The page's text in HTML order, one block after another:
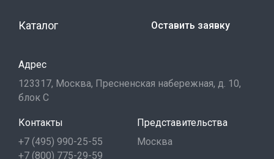
Каталог Оставить заявку
Адрес
123317, Москва, Пресненская набережная, д. 10,
блок С
Контакты
+7 (495) 990-25-55
+7 (800) 775-29-59
Представительства
Москва